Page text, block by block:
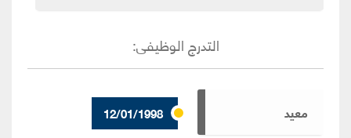
التدرج الوظيفى:
12/01/1998 معيد